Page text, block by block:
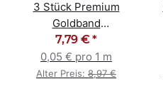
3 Stück Premium
Goldband
Abklebeband
Malerband 30mm x
50m
7,79 €*
0,05 € pro 1 m
Alter Preis: 8,97 €